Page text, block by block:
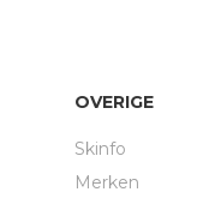
OVERIGE
Skinfo
Merken